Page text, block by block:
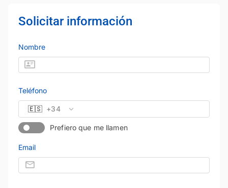
Solicitar información
Nombre
Teléfono
🇪🇸 +34
Prefiero que me llamen
Email